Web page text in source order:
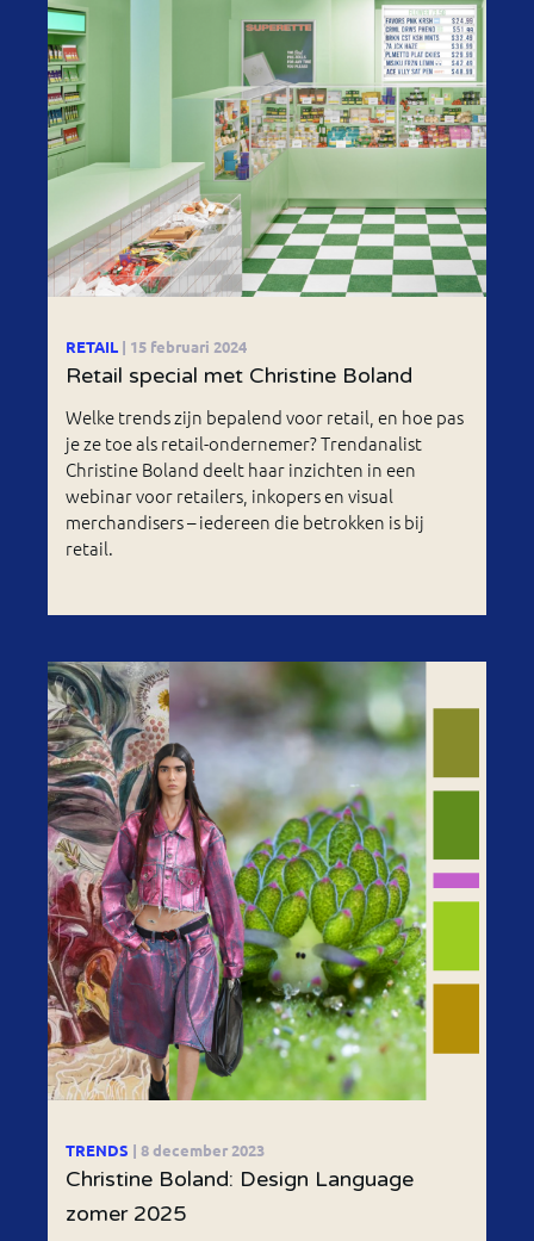
RETAIL | 15 februari 2024
Retail special met Christine Boland
Welke trends zijn bepalend voor retail, en hoe pas
je ze toe als retail-ondernemer? Trendanalist
Christine Boland deelt haar inzichten in een
webinar voor retailers, inkopers en visual
merchandisers – iedereen die betrokken is bij
retail.
TRENDS | 8 december 2023
Christine Boland: Design Language
zomer 2025